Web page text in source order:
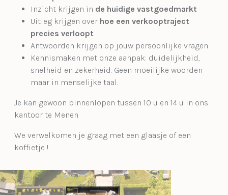
Inzicht krijgen in de huidige vastgoedmarkt
Uitleg krijgen over hoe een verkooptraject
precies verloopt
Antwoorden krijgen op jouw persoonlijke vragen
Kennismaken met onze aanpak: duidelijkheid,
snelheid en zekerheid. Geen moeilijke woorden
maar in menselijke taal.
Je kan gewoon binnenlopen tussen 10 u en 14 u in ons
kantoor te Menen
We verwelkomen je graag met een glaasje of een
koffietje !